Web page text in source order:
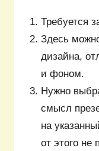
Требуется
Здесь
дизайна,
и фоном.
Нужно
смысл
на
от этого не